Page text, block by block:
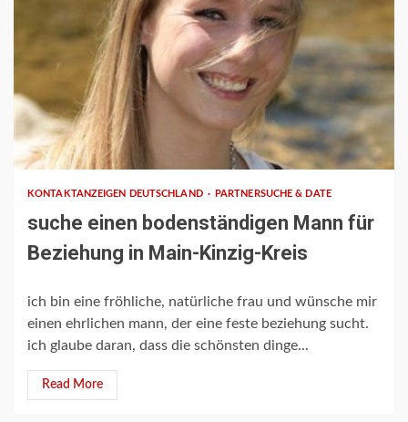
1 min read
KONTAKTANZEIGEN DEUTSCHLAND PARTNERSUCHE & DATE
suche einen bodenständigen Mann für
Beziehung in Main-Kinzig-Kreis
ich bin eine fröhliche, natürliche frau und wünsche mir
einen ehrlichen mann, der eine feste beziehung sucht.
ich glaube daran, dass die schönsten dinge...
Read More